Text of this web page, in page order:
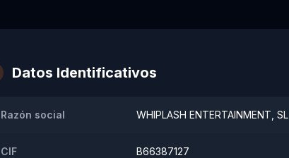
Datos Identificativos
Razón social WHIPLASH ENTERTAINMENT, SL
CIF B66387127